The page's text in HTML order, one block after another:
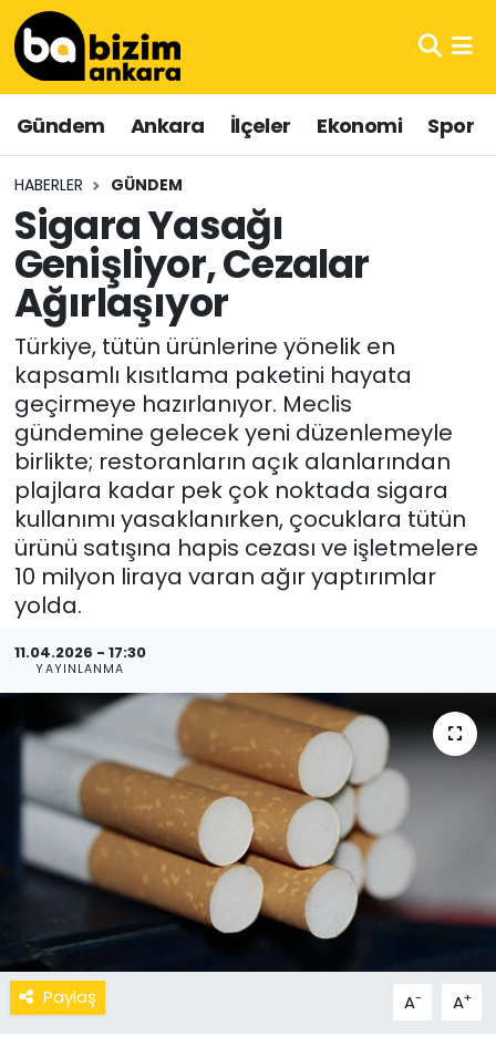
Gündem Ankara İlçeler Ekonomi Spor
HABERLER GÜNDEM
Sigara Yasağı
Genişliyor, Cezalar
Ağırlaşıyor
Türkiye, tütün ürünlerine yönelik en
kapsamlı kısıtlama paketini hayata
geçirmeye hazırlanıyor. Meclis
gündemine gelecek yeni düzenlemeyle
birlikte; restoranların açık alanlarından
plajlara kadar pek çok noktada sigara
kullanımı yasaklanırken, çocuklara tütün
ürünü satışına hapis cezası ve işletmelere
10 milyon liraya varan ağır yaptırımlar
yolda.
11.04.2026 - 17:30
YAYINLANMA
Paylaş A- A+
Hava Durumu
Trafik Durumu
Süper Lig Puan Durumu ve Fikstür
Tüm Manşetler
Son Dakika Haberleri
Haber Arşivi